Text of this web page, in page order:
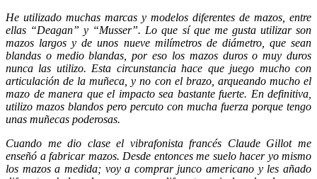
He utilizado muchas marcas y modelos diferentes de mazos, entre
ellas “Deagan” y “Musser”. Lo que sí que me gusta utilizar son
mazos largos y de unos nueve milímetros de diámetro, que sean
blandas o medio blandas, por eso los mazos duros o muy duros
nunca las utilizo. Esta circunstancia hace que juego mucho con
articulación de la muñeca, y no con el brazo, arqueando mucho el
mazo de manera que el impacto sea bastante fuerte. En definitiva,
utilizo mazos blandos pero percuto con mucha fuerza porque tengo
unas muñecas poderosas.
Cuando me dio clase el vibrafonista francés Claude Gillot me
enseñó a fabricar mazos. Desde entonces me suelo hacer yo mismo
los mazos a medida; voy a comprar junco americano y les añado